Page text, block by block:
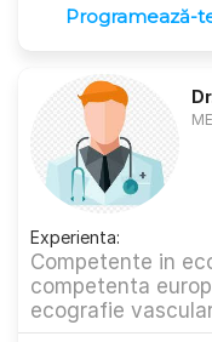
Programează-
Experienta:
Competente in
competenta
ecografie